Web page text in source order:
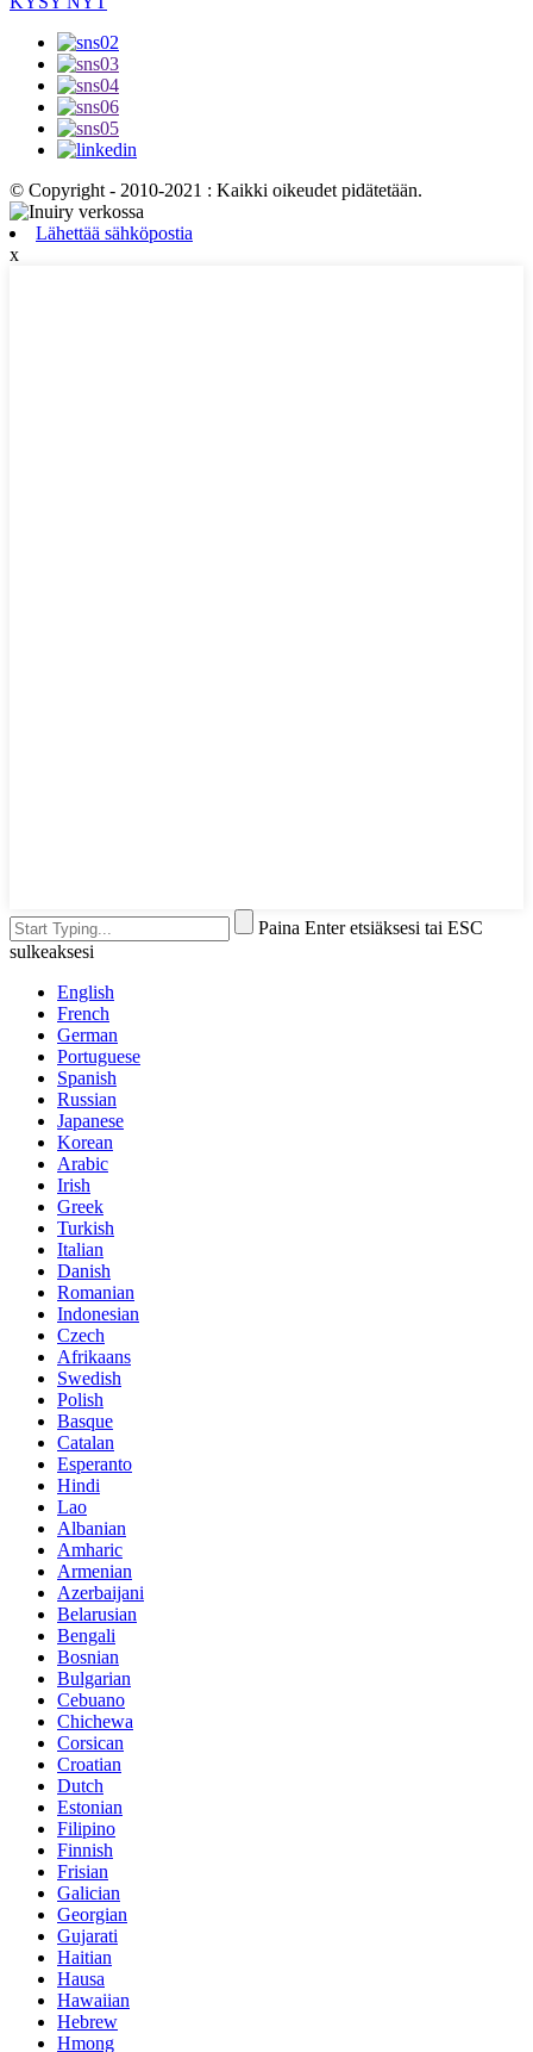
© Copyright - 2010-2021 : Kaikki oikeudet pidätetään.
Lähettää sähköpostia
x
Paina Enter etsiäksesi tai ESC
sulkeaksesi
English
French
German
Portuguese
Spanish
Russian
Japanese
Korean
Arabic
Irish
Greek
Turkish
Italian
Danish
Romanian
Indonesian
Czech
Afrikaans
Swedish
Polish
Basque
Catalan
Esperanto
Hindi
Lao
Albanian
Amharic
Armenian
Azerbaijani
Belarusian
Bengali
Bosnian
Bulgarian
Cebuano
Chichewa
Corsican
Croatian
Dutch
Estonian
Filipino
Finnish
Frisian
Galician
Georgian
Gujarati
Haitian
Hausa
Hawaiian
Hebrew
Hmong